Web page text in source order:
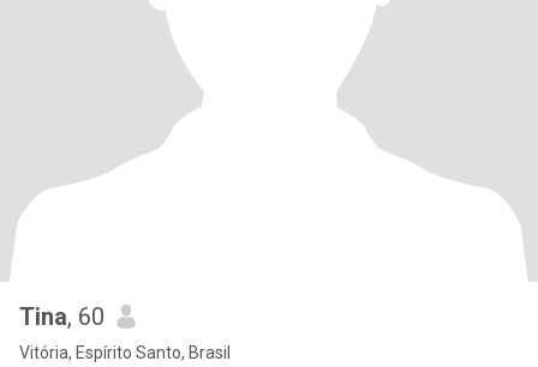
Tina, 60
Vitória, Espírito Santo, Brasil